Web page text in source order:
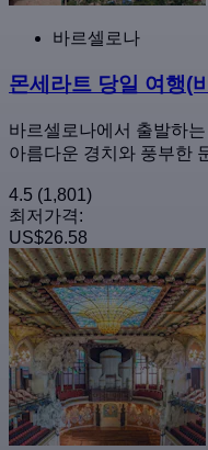
바르셀로나
몬세라트 당일 여행(
바르셀로나에서 출발하
아름다운 경치와 풍부한
4.5 (1,801)
최저가격:
US$26.58